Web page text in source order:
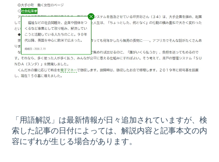
「用語解説」は最新情報が日々追加されていますが、検
索した記事の日付によっては、解説内容と記事本文の内
容にずれが生じる場合があります。